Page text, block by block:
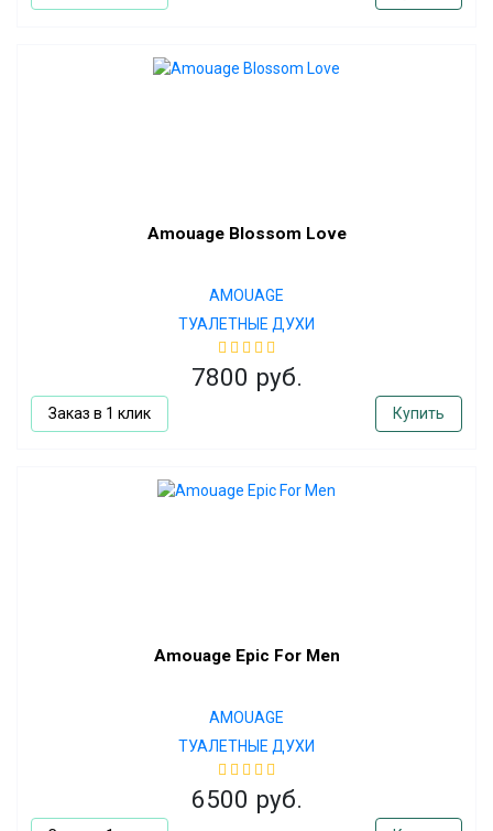
Amouage Blossom Love
AMOUAGE
ТУАЛЕТНЫЕ ДУХИ
7800 руб.
Заказ в 1 клик Купить
Amouage Epic For Men
AMOUAGE
ТУАЛЕТНЫЕ ДУХИ
6500 руб.